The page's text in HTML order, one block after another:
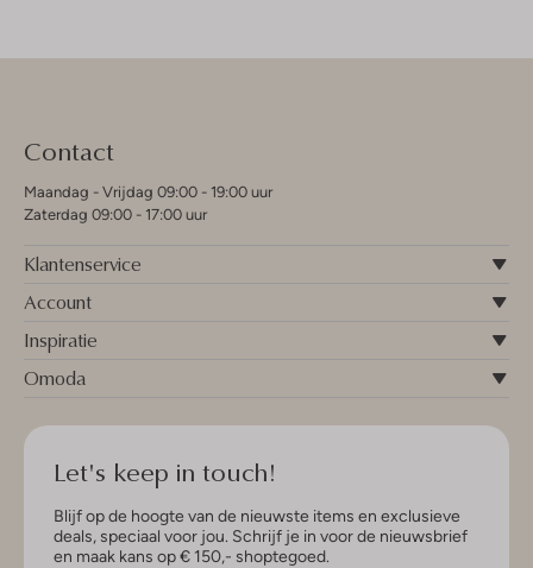
Contact
Maandag - Vrijdag 09:00 - 19:00 uur
Zaterdag 09:00 - 17:00 uur
Klantenservice
Account
Inspiratie
Omoda
Let's keep in touch!
Blijf op de hoogte van de nieuwste items en exclusieve
deals, speciaal voor jou. Schrijf je in voor de nieuwsbrief
en maak kans op € 150,- shoptegoed.